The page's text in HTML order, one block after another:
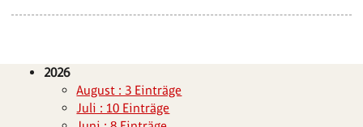
2026
August : 3 Einträge
Juli : 10 Einträge